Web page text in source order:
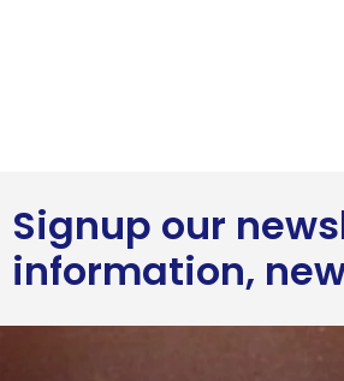
Signup our
information,